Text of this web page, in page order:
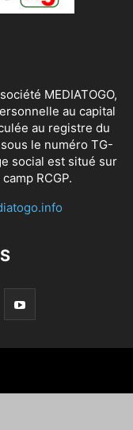
MEDIATOGO,
au capital
au registre du
le numéro TG-
social est situé sur
RCGP.